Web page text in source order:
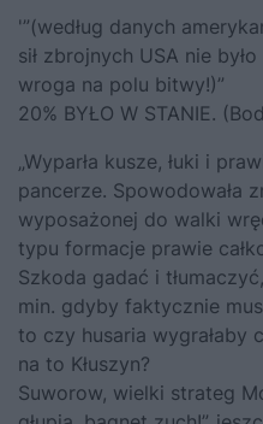
'”(według danych
sił zbrojnych USA nie
wroga na polu bitwy!)”
20% BYŁO W STANIE.
„Wyparła kusze, łuki i
pancerze. Spowodowała
wyposażonej do walki
typu formacje prawie
Szkoda gadać i
min. gdyby faktycznie
to czy husaria wygrałaby
na to Kłuszyn?
Suworow, wielki strateg